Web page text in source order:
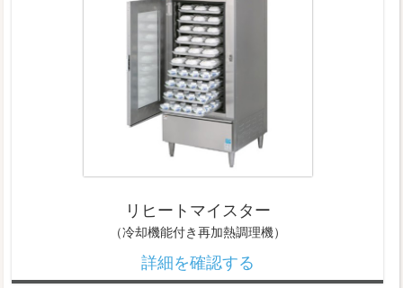
リヒートマイスター
（冷却機能付き再加熱調理機）
詳細を確認する